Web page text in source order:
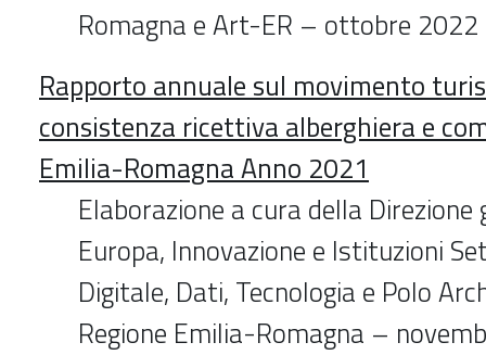
Romagna e Art-ER – ottobre 2022
Rapporto annuale sul movimento
consistenza ricettiva alberghiera e
Emilia-Romagna Anno 2021
Elaborazione a cura della Direzione
Europa, Innovazione e Istituzioni
Digitale, Dati, Tecnologia e Polo
Regione Emilia-Romagna –